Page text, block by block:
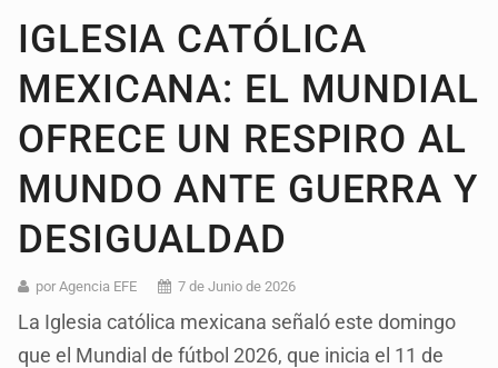
IGLESIA CATÓLICA
MEXICANA: EL MUNDIAL
OFRECE UN RESPIRO AL
MUNDO ANTE GUERRA Y
DESIGUALDAD
por Agencia EFE 7 de Junio de 2026
La Iglesia católica mexicana señaló este domingo
que el Mundial de fútbol 2026, que inicia el 11 de